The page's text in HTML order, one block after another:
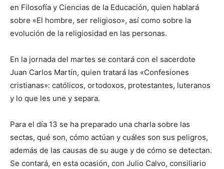
en Filosofía y Ciencias de la Educación, quien hablará
sobre «El hombre, ser religioso», así como sobre la
evolución de la religiosidad en las personas.
En la jornada del martes se contará con el sacerdote
Juan Carlos Martín, quien tratará las «Confesiones
cristianas»: católicos, ortodoxos, protestantes, luteranos
y lo que les une y separa.
Para el día 13 se ha preparado una charla sobre las
sectas, qué son, cómo actúan y cuáles son sus peligros,
además de las causas de su auge y de cómo se detectan.
Se contará, en esta ocasión, con Julio Calvo, consiliario